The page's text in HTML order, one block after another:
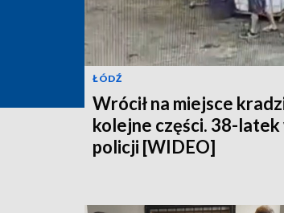
ŁÓDŹ
Wrócił na miejsce
kolejne części. 38-latek
policji [WIDEO]